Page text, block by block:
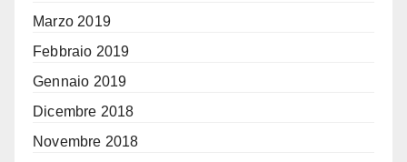
Marzo 2019
Febbraio 2019
Gennaio 2019
Dicembre 2018
Novembre 2018